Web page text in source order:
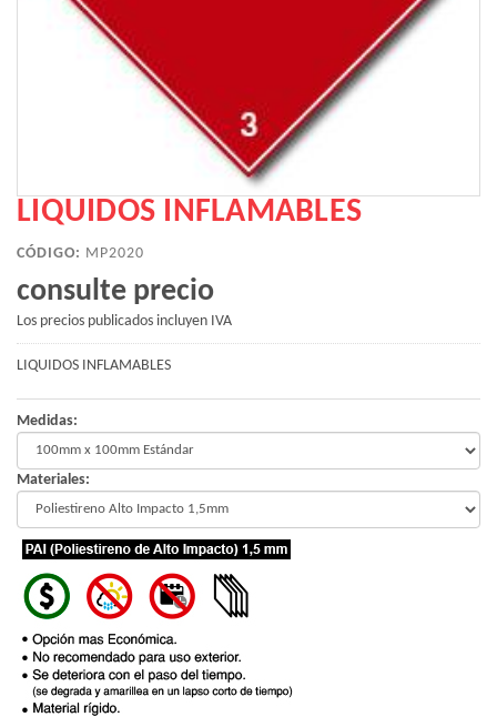
LIQUIDOS INFLAMABLES
CÓDIGO: MP2020
consulte precio
Los precios publicados incluyen IVA
LIQUIDOS INFLAMABLES
Medidas:
Materiales: